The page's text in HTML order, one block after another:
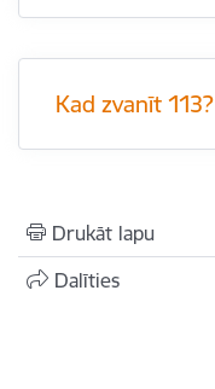
Kad zvanīt 113?
Drukāt lapu
Dalīties